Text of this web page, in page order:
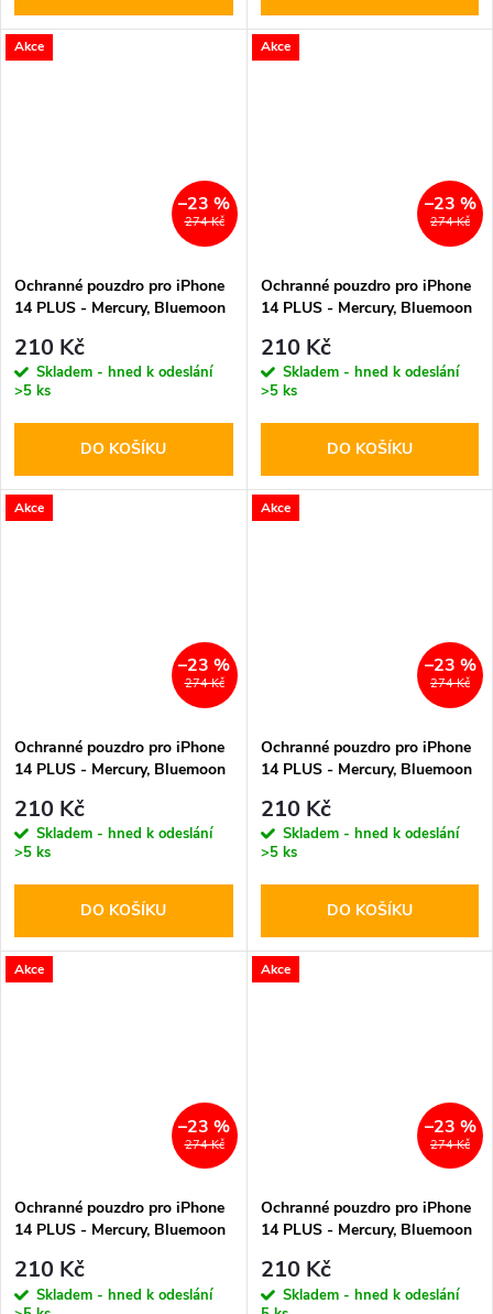
Akce
274 Kč
–23 %
Ochranné pouzdro pro iPhone
14 PLUS - Mercury, Bluemoon
210 Kč
Skladem - hned k odeslání
>5 ks
DO KOŠÍKU
Akce
274 Kč
–23 %
Ochranné pouzdro pro iPhone
14 PLUS - Mercury, Bluemoon
210 Kč
Skladem - hned k odeslání
>5 ks
DO KOŠÍKU
Akce
274 Kč
–23 %
Ochranné pouzdro pro iPhone
14 PLUS - Mercury, Bluemoon
210 Kč
Skladem - hned k odeslání
>5 ks
DO KOŠÍKU
Akce
274 Kč
–23 %
Ochranné pouzdro pro iPhone
14 PLUS - Mercury, Bluemoon
210 Kč
Skladem - hned k odeslání
>5 ks
DO KOŠÍKU
Akce
274 Kč
–23 %
Ochranné pouzdro pro iPhone
14 PLUS - Mercury, Bluemoon
210 Kč
Skladem - hned k odeslání
Akce
274 Kč
–23 %
Ochranné pouzdro pro iPhone
14 PLUS - Mercury, Bluemoon
210 Kč
Skladem - hned k odeslání